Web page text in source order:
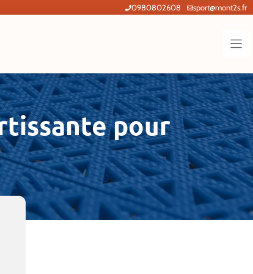
0980802608 sport@mont2s.fr
pour